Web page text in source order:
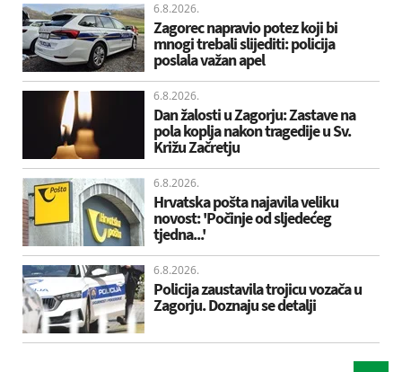
6.8.2026.
Zagorec napravio potez koji bi
mnogi trebali slijediti: policija
poslala važan apel
6.8.2026.
Dan žalosti u Zagorju: Zastave na
pola koplja nakon tragedije u Sv.
Križu Začretju
6.8.2026.
Hrvatska pošta najavila veliku
novost: 'Počinje od sljedećeg
tjedna...'
6.8.2026.
Policija zaustavila trojicu vozača u
Zagorju. Doznaju se detalji